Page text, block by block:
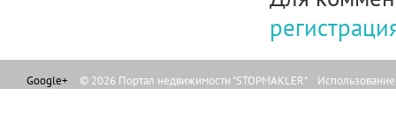
Google+ © 2026 Портал недвижимости "STOPMAKLER"